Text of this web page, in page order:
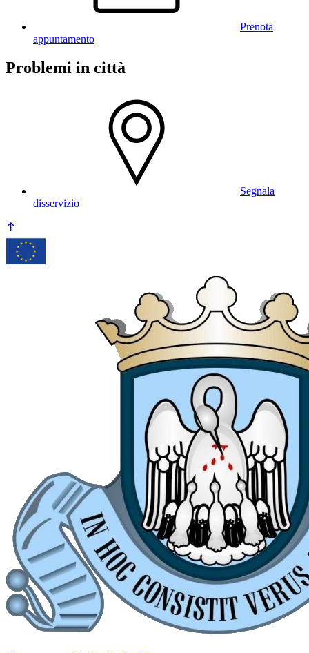
Prenota
appuntamento
Problemi in città
Segnala
disservizio